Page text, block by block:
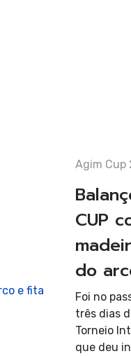
Agim Cup
CUP
do
Foi no
três dias
Torneio
que deu